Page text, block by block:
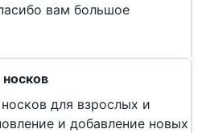
вам большое
для взрослых и
и добавление новых